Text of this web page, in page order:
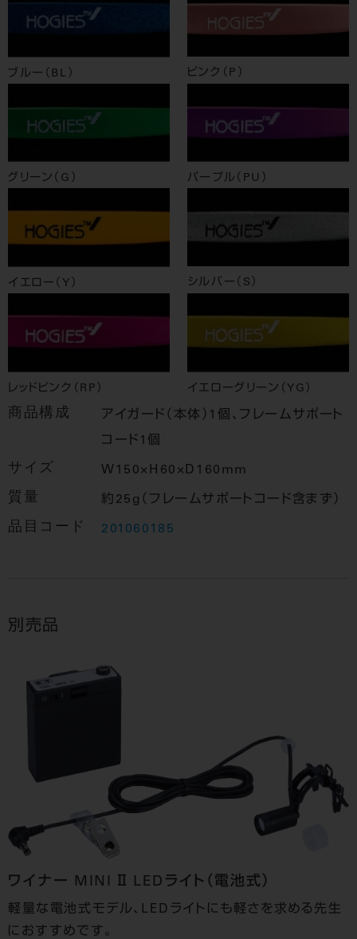
ブルー（BL） ピンク（P）
グリーン（G） パープル（PU）
イエロー（Y） シルバー（S）
レッドピンク（RP） イエローグリーン（YG）
商品構成
アイガード（本体）1個、フレームサポート
コード1個
サイズ W150×H60×D160mm
質量 約25g（フレームサポートコード含まず）
品目コード 201060185
別売品
ワイナー MINI Ⅱ LEDライト（電池式）
軽量な電池式モデル、LEDライトにも軽さを求める先生
におすすめです。